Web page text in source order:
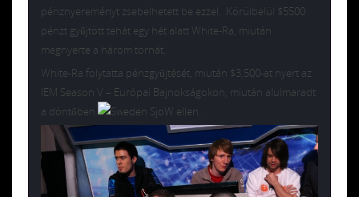
pénznyereményt zsebelhetett be ezzel. Körülbelül $5500
pénzt gyűjtött tehát egy hét alatt White-Ra, miután
megnyerte a három tornát.
White-Ra folytatta pénzgyűjtését, miután $3,500-at nyert az
IEM Season V – Európai Bajnokságokon, miután alulmaradt
a döntőben
SjoW ellen.